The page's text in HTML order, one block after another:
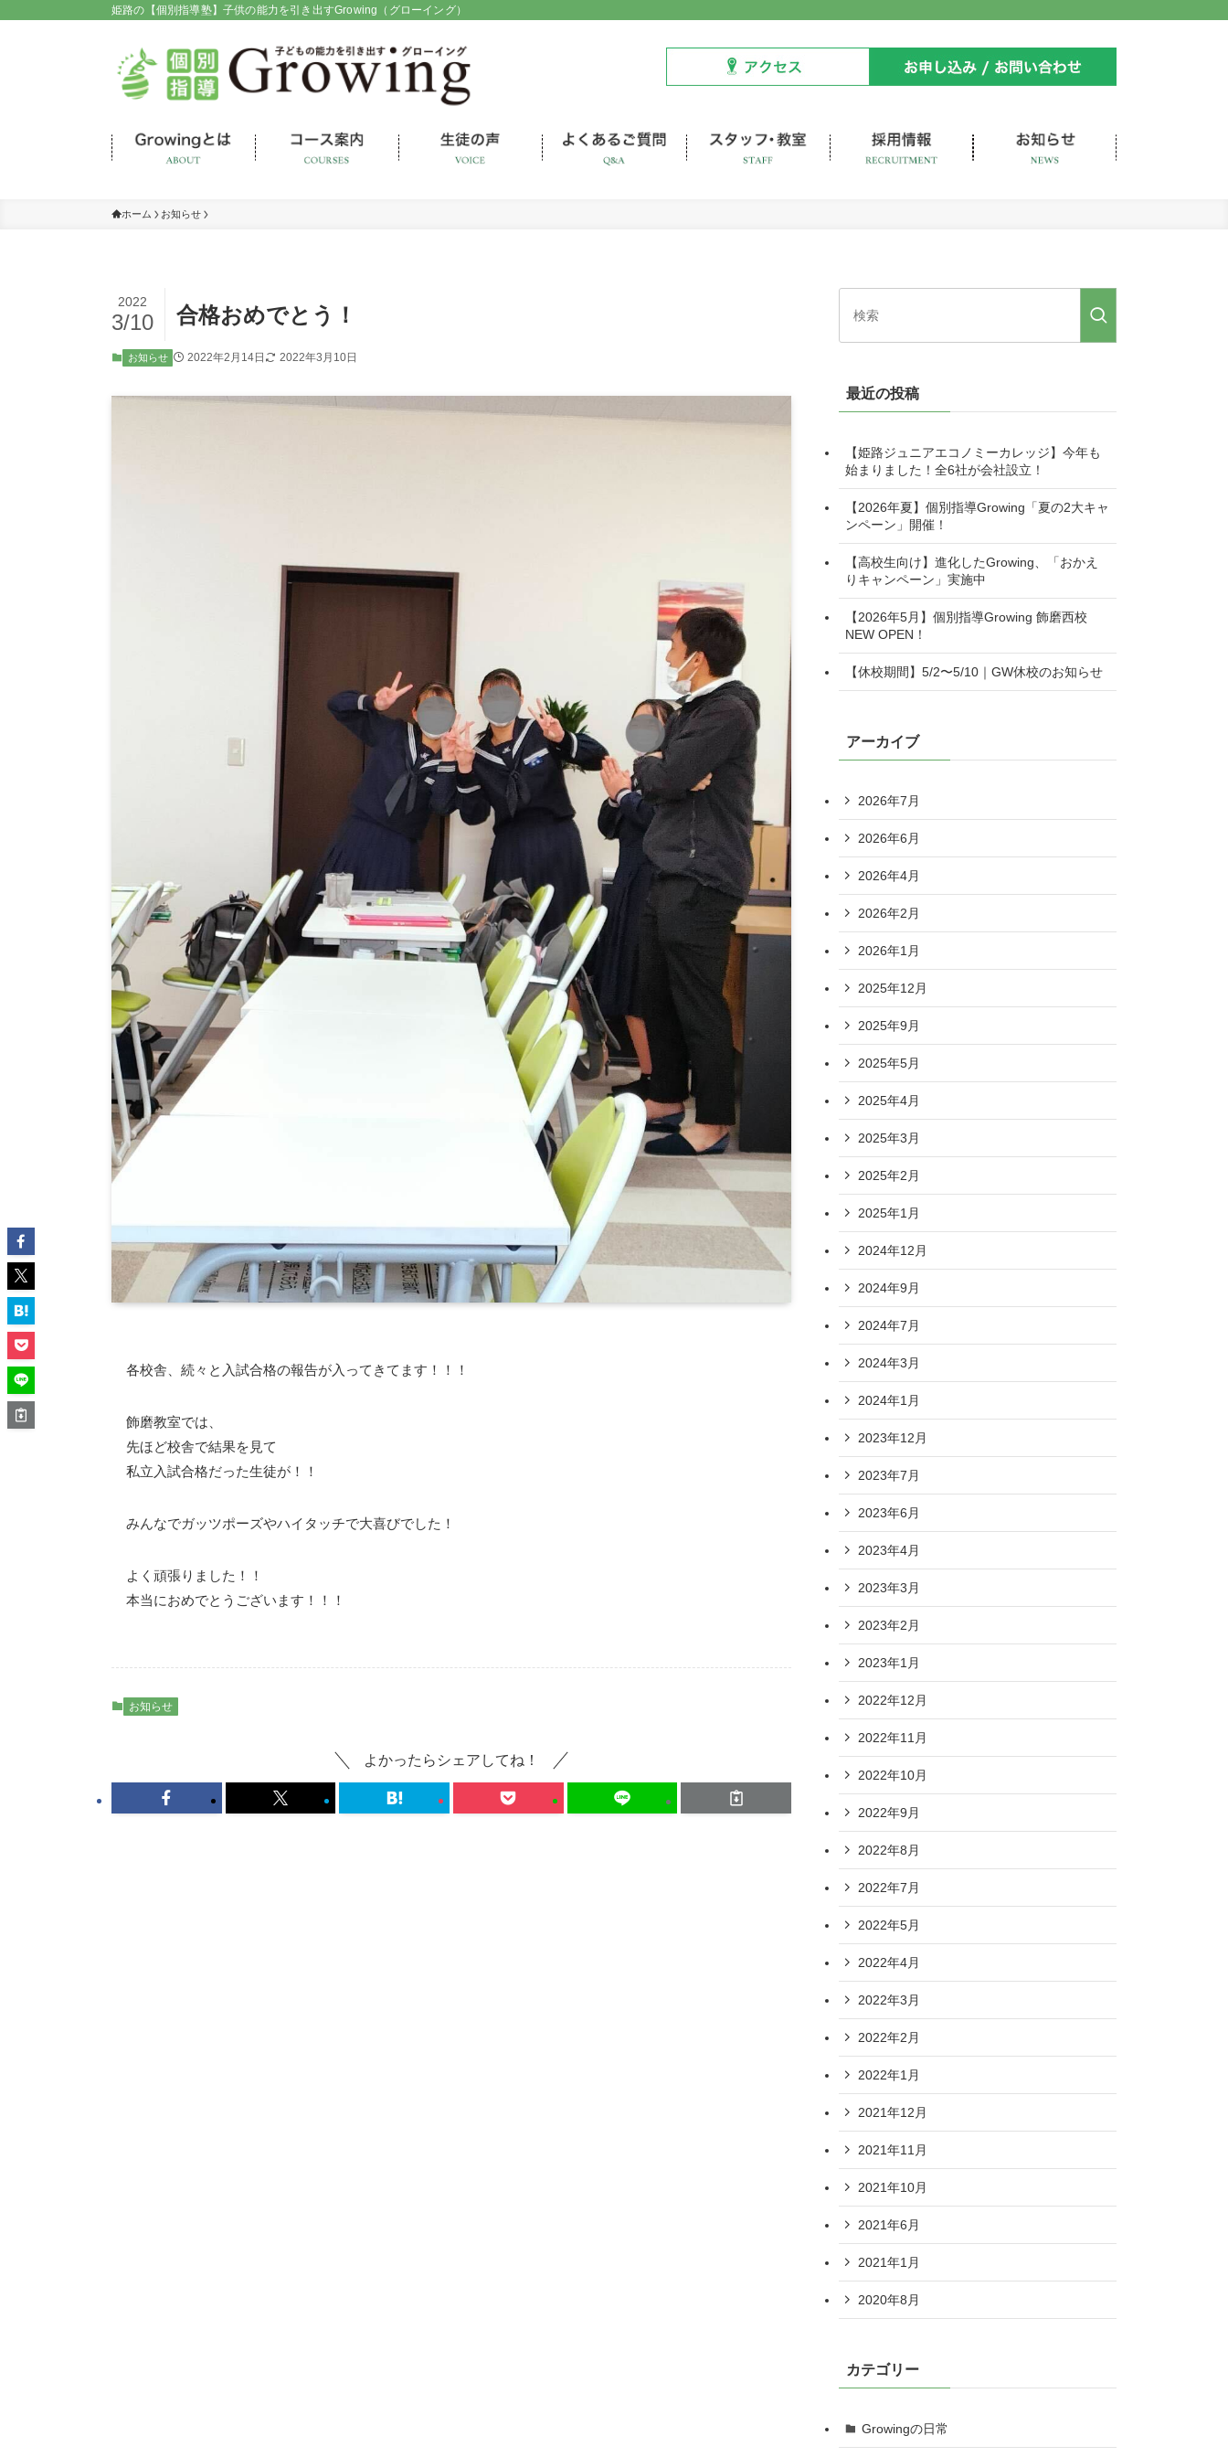
姫路の【個別指導塾】子供の能力を引き出すGrowing（グローイング）
ホーム お知らせ
合格おめでとう！
2022
3/10
お知らせ 2022年2月14日 2022年3月10日
各校舎、続々と入試合格の報告が入ってきてます！！！
飾磨教室では、
先ほど校舎で結果を見て
私立入試合格だった生徒が！！
みんなでガッツポーズやハイタッチで大喜びでした！
よく頑張りました！！
本当におめでとうございます！！！
お知らせ
よかったらシェアしてね！
最近の投稿
【姫路ジュニアエコノミーカレッジ】今年も
始まりました！全6社が会社設立！
【2026年夏】個別指導Growing「夏の2大キャ
ンペーン」開催！
【高校生向け】進化したGrowing、「おかえ
りキャンペーン」実施中
【2026年5月】個別指導Growing 飾磨西校
NEW OPEN！
【休校期間】5/2〜5/10｜GW休校のお知らせ
アーカイブ
2026年7月
2026年6月
2026年4月
2026年2月
2026年1月
2025年12月
2025年9月
2025年5月
2025年4月
2025年3月
2025年2月
2025年1月
2024年12月
2024年9月
2024年7月
2024年3月
2024年1月
2023年12月
2023年7月
2023年6月
2023年4月
2023年3月
2023年2月
2023年1月
2022年12月
2022年11月
2022年10月
2022年9月
2022年8月
2022年7月
2022年5月
2022年4月
2022年3月
2022年2月
2022年1月
2021年12月
2021年11月
2021年10月
2021年6月
2021年1月
2020年8月
カテゴリー
Growingの日常